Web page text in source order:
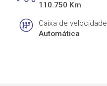
110.750 Km
Caixa de
Automática